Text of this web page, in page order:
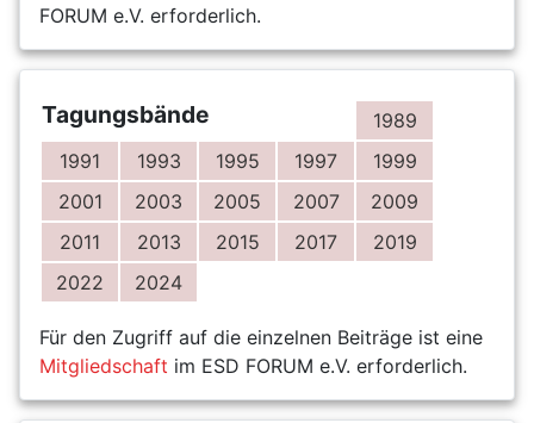
FORUM e.V. erforderlich.
Tagungsbände
1989
1991
1993 1995 1997
1999
2001
2003 2005 2007
2009
2011
2013 2015 2017
2019
2022
2024
Für den Zugriff auf die einzelnen Beiträge ist eine
Mitgliedschaft im ESD FORUM e.V. erforderlich.